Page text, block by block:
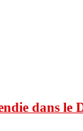
dans le